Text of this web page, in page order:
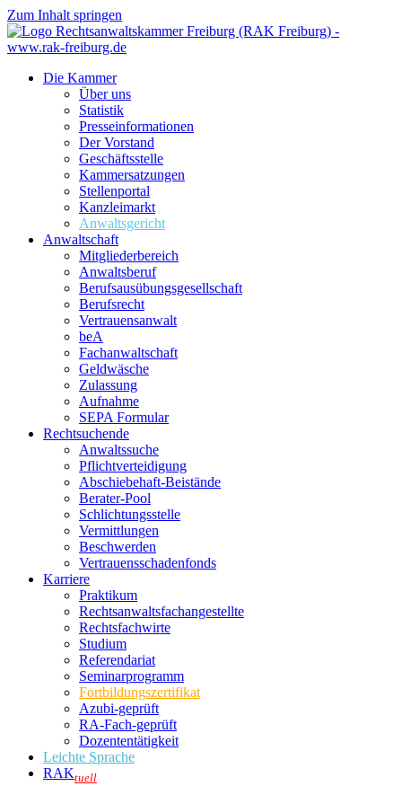
Zum Inhalt springen
Die Kammer
Über uns
Statistik
Presseinformationen
Der Vorstand
Geschäftsstelle
Kammersatzungen
Stellenportal
Kanzleimarkt
Anwaltsgericht
Anwaltschaft
Mitgliederbereich
Anwaltsberuf
Berufsausübungs­gesellschaft
Berufsrecht
Vertrauensanwalt
beA
Fachanwaltschaft
Geldwäsche
Zulassung
Aufnahme
SEPA Formular
Rechtsuchende
Anwaltssuche
Pflichtverteidigung
Abschiebehaft-Beistände
Berater-Pool
Schlichtungsstelle
Vermittlungen
Beschwerden
Vertrauensschadenfonds
Karriere
Praktikum
Rechtsanwalts­fachangestellte
Rechtsfachwirte
Studium
Referendariat
Seminarprogramm
Fortbildungszertifikat
Azubi-geprüft
RA-Fach-geprüft
Dozententätigkeit
Leichte Sprache
RAKtuell